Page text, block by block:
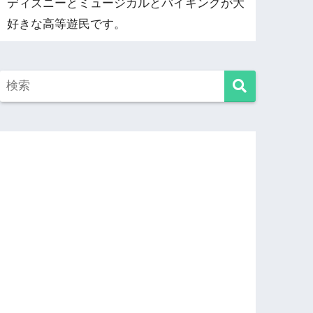
好きな高等遊民です。